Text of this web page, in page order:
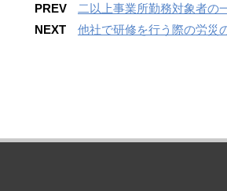
PREV
二以上事業所勤務対象者の
NEXT
他社で研修を行う際の労災